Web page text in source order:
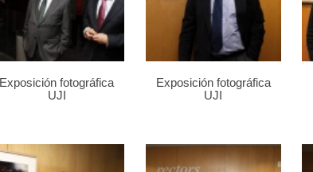
Exposición fotográfica
UJI
Exposición fotográfica
UJI